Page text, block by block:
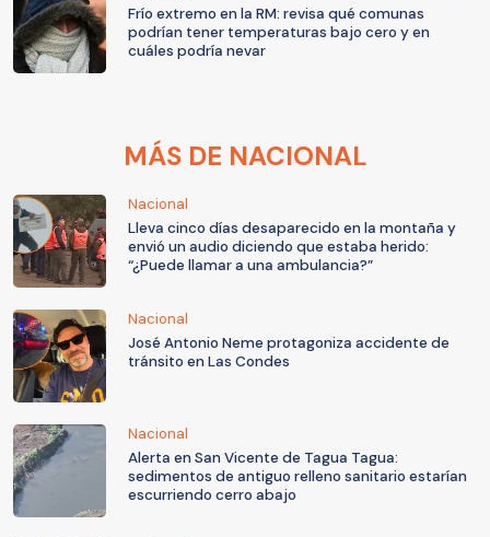
Frío extremo en la RM: revisa qué comunas
podrían tener temperaturas bajo cero y en
cuáles podría nevar
MÁS DE NACIONAL
Nacional
Lleva cinco días desaparecido en la montaña y
envió un audio diciendo que estaba herido:
“¿Puede llamar a una ambulancia?”
Nacional
José Antonio Neme protagoniza accidente de
tránsito en Las Condes
Nacional
Alerta en San Vicente de Tagua Tagua:
sedimentos de antiguo relleno sanitario estarían
escurriendo cerro abajo